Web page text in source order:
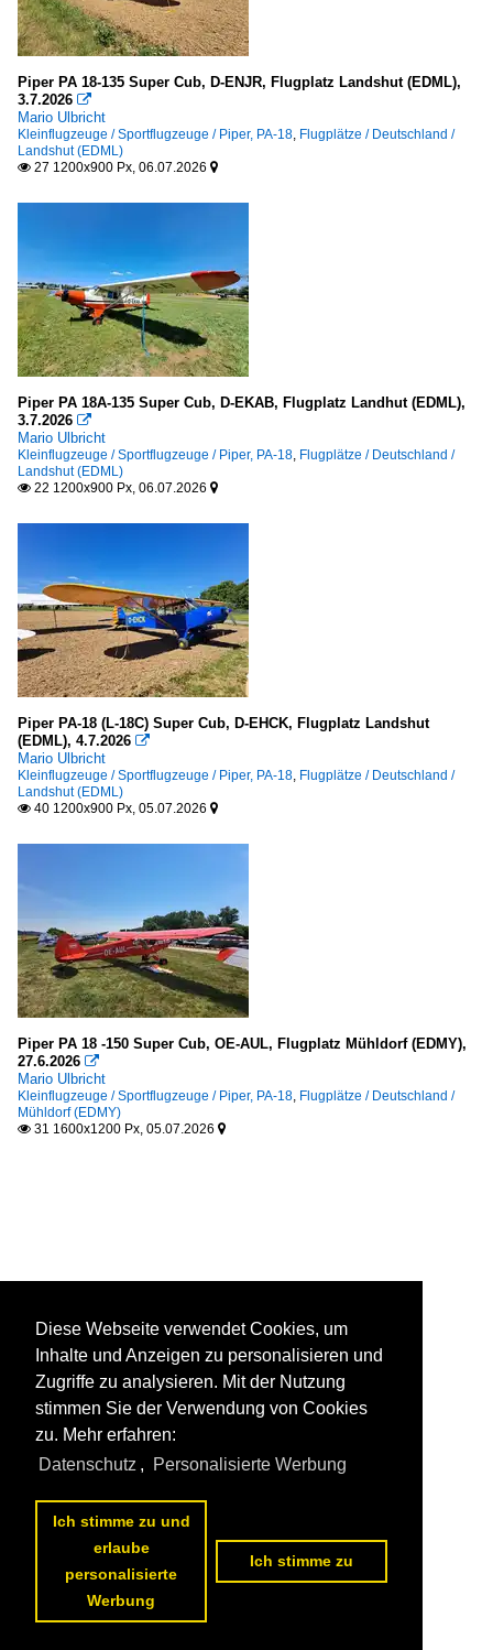
Piper PA 18-135 Super Cub, D-ENJR, Flugplatz Landshut (EDML),
3.7.2026 
Mario Ulbricht
Kleinflugzeuge / Sportflugzeuge / Piper, PA-18, Flugplätze / Deutschland /
Landshut (EDML)
 27 1200x900 Px, 06.07.2026 
Piper PA 18A-135 Super Cub, D-EKAB, Flugplatz Landhut (EDML),
3.7.2026 
Mario Ulbricht
Kleinflugzeuge / Sportflugzeuge / Piper, PA-18, Flugplätze / Deutschland /
Landshut (EDML)
 22 1200x900 Px, 06.07.2026 
Piper PA-18 (L-18C) Super Cub, D-EHCK, Flugplatz Landshut
(EDML), 4.7.2026 
Mario Ulbricht
Kleinflugzeuge / Sportflugzeuge / Piper, PA-18, Flugplätze / Deutschland /
Landshut (EDML)
 40 1200x900 Px, 05.07.2026 
Piper PA 18 -150 Super Cub, OE-AUL, Flugplatz Mühldorf (EDMY),
27.6.2026 
Mario Ulbricht
Kleinflugzeuge / Sportflugzeuge / Piper, PA-18, Flugplätze / Deutschland /
Mühldorf (EDMY)
 31 1600x1200 Px, 05.07.2026 
Diese Webseite verwendet Cookies, um
Inhalte und Anzeigen zu personalisieren und
Zugriffe zu analysieren. Mit der Nutzung
stimmen Sie der Verwendung von Cookies
zu. Mehr erfahren:
Datenschutz , Personalisierte Werbung
Ich stimme zu und
erlaube
personalisierte
Werbung
Ich stimme zu